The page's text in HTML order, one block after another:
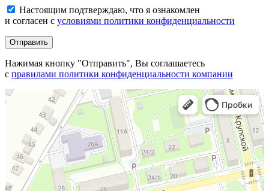
Настоящим подтверждаю, что я ознакомлен
и согласен с условиями политики конфиденциальности
Отправить
Нажимая кнопку "Отправить", Вы соглашаетесь
с правилами политики конфиденциальности компании